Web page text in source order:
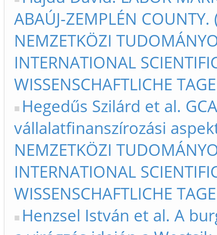
ABAÚJ-ZEMPLÉN
NEMZETKÖZI
INTERNATIONAL
WISSENSCHAFTLICHE
Hegedűs Szilárd et al.
vállalatfinanszírozási
NEMZETKÖZI
INTERNATIONAL
WISSENSCHAFTLICHE
Henzsel István et al. A